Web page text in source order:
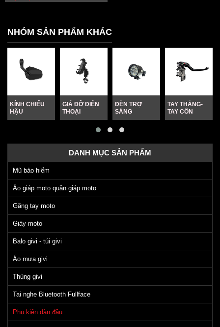
NHÓM SẢN PHẨM KHÁC
KÍNH CHIẾU
HẬU
GIÁ ĐỠ ĐIỆN
THOẠI
ĐÈN TRỢ
SÁNG
TAY THẮNG-
TAY CÔN
DANH MỤC SẢN PHẨM
Mũ bảo hiểm
Áo giáp moto quần giáp moto
Găng tay moto
Giày moto
Balo givi - túi givi
Áo mưa givi
Thùng givi
Tai nghe Bluetooth Fullface
Phụ kiện dàn đầu